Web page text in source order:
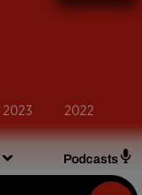
Podcasts
2023 2022